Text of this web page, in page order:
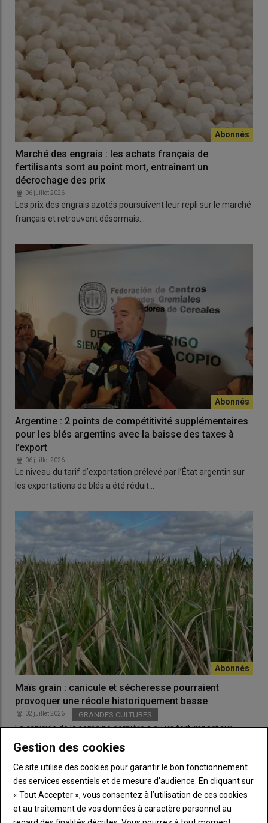
Marché des engrais : les achats français de
fertilisants sont au point mort, entraînant un
décrochage des prix
06 juillet 2026
Les prix des engrais azotés poursuivent leur repli sur le marché
français et retrouvent désormais…
Argentine : 2 points de compétitivité supplémentaires
pour les blés argentins avec la baisse des taxes à
l’export
06 juillet 2026
​​​​Le niveau du tarif d’exportation prélevé par l’État argentin sur
les exportations de blés a été réduit…
Maïs grain : canicule et sécheresse pourraient
provoquer une récole historiquement basse
02 juillet 2026 GRANDES CULTURES
La canicule de la semaine dernière a eu un fort impact sur
certaines parcelles de maïs, à cause des…
Gestion des cookies
Ce site utilise des cookies pour garantir le bon fonctionnement
des services essentiels et de mesure d’audience. En cliquant sur
« Tout Accepter », vous consentez à l’utilisation de ces cookies
et au traitement de vos données à caractère personnel au